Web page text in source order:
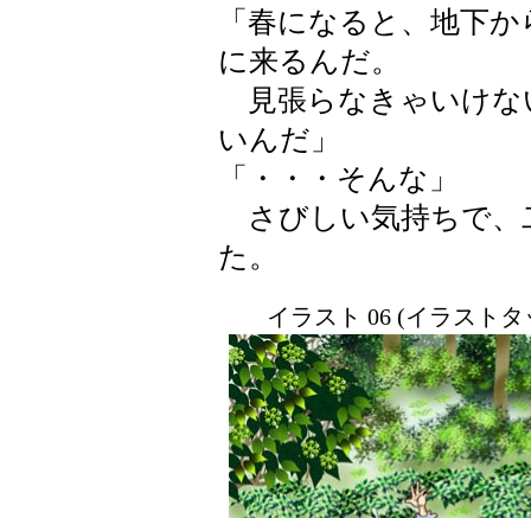
「春になると、地下
に来るんだ。
見張らなきゃいけな
いんだ」
「・・・そんな」
さびしい気持ちで、
た。
イラスト 06 (イラスト